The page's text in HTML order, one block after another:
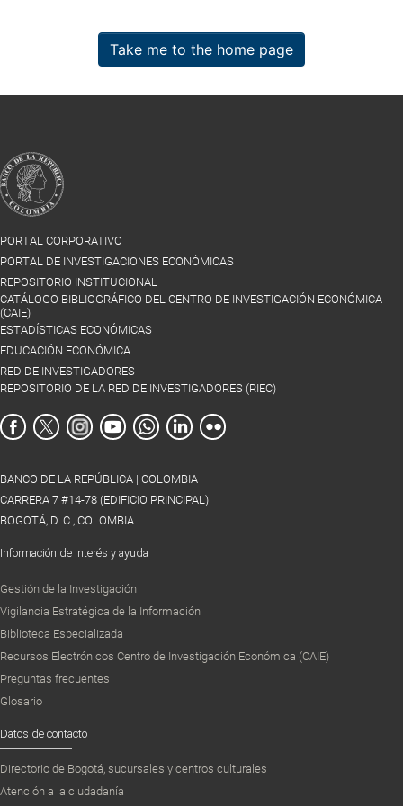
Take me to the home page
PORTAL CORPORATIVO
PORTAL DE INVESTIGACIONES ECONÓMICAS
REPOSITORIO INSTITUCIONAL
CATÁLOGO BIBLIOGRÁFICO DEL CENTRO DE INVESTIGACIÓN ECONÓMICA
(CAIE)
ESTADÍSTICAS ECONÓMICAS
EDUCACIÓN ECONÓMICA
RED DE INVESTIGADORES
REPOSITORIO DE LA RED DE INVESTIGADORES (RIEC)
BANCO DE LA REPÚBLICA | COLOMBIA
CARRERA 7 #14-78 (EDIFICIO PRINCIPAL)
BOGOTÁ, D. C., COLOMBIA
Información de interés y ayuda
Gestión de la Investigación
Vigilancia Estratégica de la Información
Biblioteca Especializada
Recursos Electrónicos Centro de Investigación Económica (CAIE)
Preguntas frecuentes
Glosario
Datos de contacto
Directorio de Bogotá, sucursales y centros culturales
Atención a la ciudadanía